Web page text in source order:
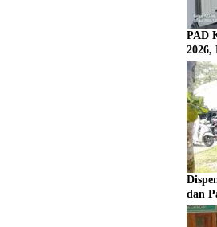
PAD
2026,
dan